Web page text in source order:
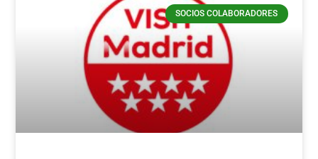
SOCIOS COLABORADORES